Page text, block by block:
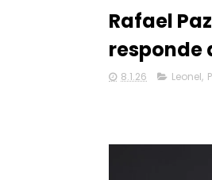
Rafael
responde
8.1.26 Leonel,